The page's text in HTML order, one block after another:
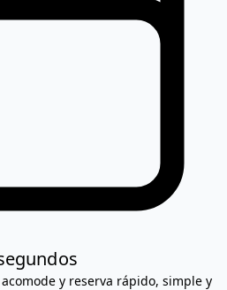
y reserva rápido, simple y